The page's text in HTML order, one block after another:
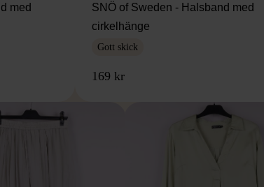
med
SNÖ of Sweden - Halsband med
cirkelhänge
Gott skick
169 kr